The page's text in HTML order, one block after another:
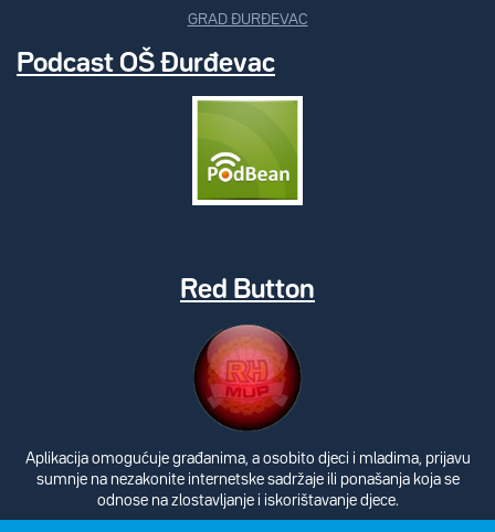
GRAD ĐURĐEVAC
Podcast OŠ Đurđevac
Red Button
Aplikacija omogućuje građanima, a osobito djeci i mladima, prijavu
sumnje na nezakonite internetske sadržaje ili ponašanja koja se
odnose na zlostavljanje i iskorištavanje djece.